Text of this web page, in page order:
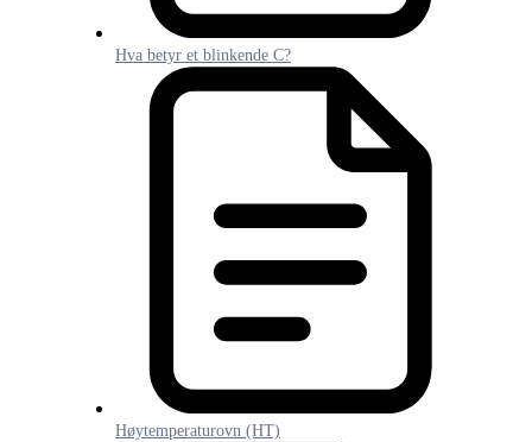
Hva betyr et blinkende C?
Høytemperaturovn (HT)